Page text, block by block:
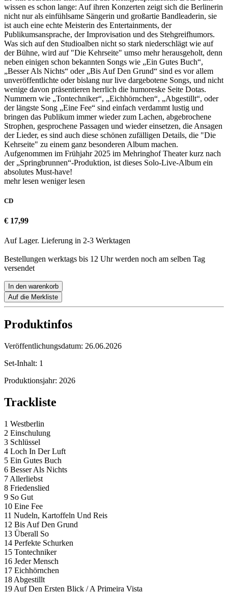
wissen es schon lange: Auf ihren Konzerten zeigt sich die Berlinerin
nicht nur als einfühlsame Sängerin und großartie Bandleaderin, sie
ist auch eine echte Meisterin des Entertainments, der
Publikumsansprache, der Improvisation und des Stehgreifhumors.
Was sich auf den Studioalben nicht so stark niederschlägt wie auf
der Bühne, wird auf "Die Kehrseite" umso mehr herausgeholt, denn
neben einigen schon bekannten Songs wie „Ein Gutes Buch“,
„Besser Als Nichts“ oder „Bis Auf Den Grund“ sind es vor allem
unveröffentlichte oder bislang nur live dargebotene Songs, und nicht
wenige davon präsentieren herrlich die humoreske Seite Dotas.
Nummern wie „Tontechniker“, „Eichhörnchen“, „Abgestillt“, oder
der längste Song „Eine Fee“ sind einfach verdammt lustig und
bringen das Publikum immer wieder zum Lachen, abgebrochene
Strophen, gesprochene Passagen und wieder einsetzen, die Ansagen
der Lieder, es sind auch diese schönen zufälligen Details, die "Die
Kehrseite" zu einem ganz besonderen Album machen.
Aufgenommen im Frühjahr 2025 im Mehringhof Theater kurz nach
der „Springbrunnen“-Produktion, ist dieses Solo-Live-Album ein
absolutes Must-have!
mehr lesen weniger lesen
CD
€ 17,99
Auf Lager. Lieferung in 2-3 Werktagen
Bestellungen werktags bis 12 Uhr werden noch am selben Tag
versendet
In den warenkorb
Auf die Merkliste
Produktinfos
Veröffentlichungsdatum: 26.06.2026
Set-Inhalt: 1
Produktionsjahr: 2026
Trackliste
1 Westberlin
2 Einschulung
3 Schlüssel
4 Loch In Der Luft
5 Ein Gutes Buch
6 Besser Als Nichts
7 Allerliebst
8 Friedenslied
9 So Gut
10 Eine Fee
11 Nudeln, Kartoffeln Und Reis
12 Bis Auf Den Grund
13 Überall So
14 Perfekte Schurken
15 Tontechniker
16 Jeder Mensch
17 Eichhörnchen
18 Abgestillt
19 Auf Den Ersten Blick / A Primeira Vista